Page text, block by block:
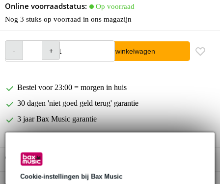
Cookie-instellingen bij Bax Music
Online voorraadstatus:
Op voorraad
Nog 3 stuks op voorraad in ons magazijn
In winkelwagen
Bestel voor 23:00 = morgen in huis
30 dagen 'niet goed geld terug' garantie
3 jaar Bax Music garantie
Gratis ophalen in de winkel